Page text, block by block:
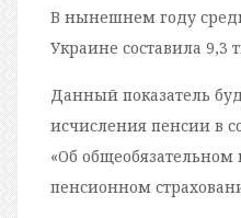
В нынешнем году
Украине составила 9,3
Данный показатель
исчисления пенсии в
«Об общеобязательном
пенсионном